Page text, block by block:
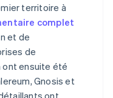
territoire à
complet
et de
de
ont ensuite été
Gnosis et